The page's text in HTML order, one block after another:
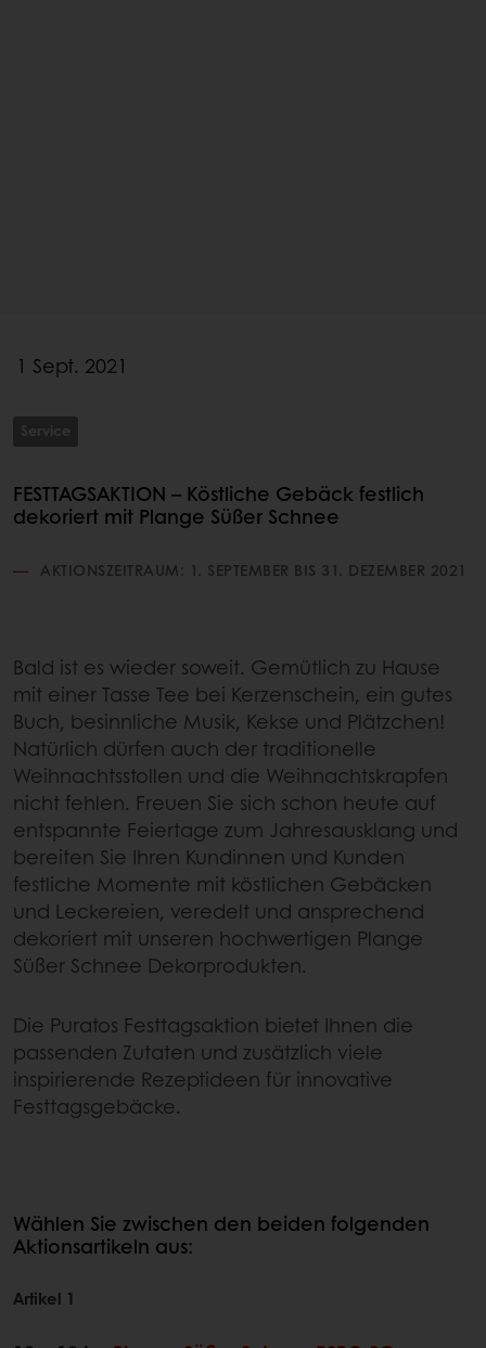
1 Sept. 2021
Service
FESTTAGSAKTION – Köstliche Gebäck festlich
dekoriert mit Plange Süßer Schnee
AKTIONSZEITRAUM: 1. SEPTEMBER BIS 31. DEZEMBER 2021
Bald ist es wieder soweit. Gemütlich zu Hause
mit einer Tasse Tee bei Kerzenschein, ein gutes
Buch, besinnliche Musik, Kekse und Plätzchen!
Natürlich dürfen auch der traditionelle
Weihnachtsstollen und die Weihnachtskrapfen
nicht fehlen. Freuen Sie sich schon heute auf
entspannte Feiertage zum Jahresausklang und
bereiten Sie Ihren Kundinnen und Kunden
festliche Momente mit köstlichen Gebäcken
und Leckereien, veredelt und ansprechend
dekoriert mit unseren hochwertigen Plange
Süßer Schnee Dekorprodukten.
Die Puratos Festtagsaktion bietet Ihnen die
passenden Zutaten und zusätzlich viele
inspirierende Rezeptideen für innovative
Festtagsgebäcke.
Wählen Sie zwischen den beiden folgenden
Aktionsartikeln aus:
Artikel 1